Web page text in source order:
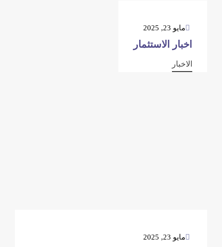
مايو 23, 2025
اخبار الاستثمار
الاخبار
مايو 23, 2025